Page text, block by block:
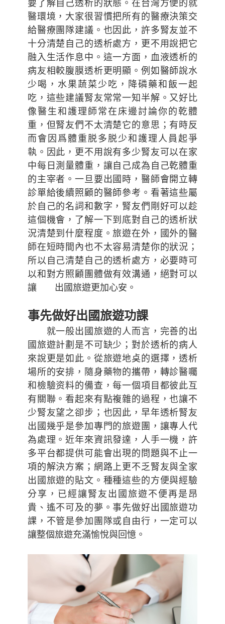
要了解自己透析的狀態。在台灣方便的就
醫環境，大家很習慣把所有的醫療決策交
給醫療團隊建議。也因此，許多腎友並不
十分清楚自己的透析處方，更不用說把它
融入生活作息中。這一方面，血液透析的
病友相較腹膜透析更明顯。例如醫師說水
少喝，水果蔬菜少吃，降磷藥和飯一起
吃，這些建議腎友常常一知半解。又好比
像醫生和護理師常在床邊討論你的乾體
重，但腎友們不太清楚它的意思；有時反
而會因爲體重脱多脱少和護理人員起爭
執。因此，更不用說有多少腎友可以在家
中每日測量體重，讓自己成為自己乾體重
的主宰者。一旦要出國時，醫師會開立轉
診單給後續照顧的醫師參考。看著這些屬
於自己的名詞和數字，腎友們剛好可以趁
這個機會，了解一下到底對自己的透析狀
況清楚到什麼程度。旅遊在外，國外的醫
師在短時間內也不太容易清楚你的狀況；
所以自己清楚自己的透析處方，必要時可
以和對方照顧團體做有效溝通，絕對可以
讓 出國旅遊更加心安。
事先做好出國旅遊功課
就一般出國旅遊的人而言，完善的出
國旅遊計劃是不可缺少；對於透析的病人
來說更是如此。從旅遊地奌的選擇，透析
場所的安排，隨身藥物的攜帶，轉診醫囑
和檢驗资料的備查，每一個項目都彼此互
有關聯。看起來有點複雜的過程，也讓不
少腎友望之卻步；也因此，早年透析腎友
出國幾乎是參加專門的旅遊團，讓專人代
為處理。近年來資訊發達，人手一機，許
多平台都提供可能會出現的問題與不止一
項的解決方案；網路上更不乏腎友與全家
出國旅遊的貼文。種種這些的方便與經驗
分享，已經讓腎友出國旅遊不便再是昂
貴、遙不可及的夢。事先做好出國旅遊功
課，不管是參加團隊或自由行，一定可以
讓整個旅遊充滿愉悅與回憶。